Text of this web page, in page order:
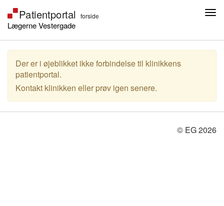
Lægerne Vestergade
Der er i øjeblikket ikke forbindelse til klinikkens
patientportal.
Kontakt klinikken eller prøv igen senere.
© EG 2026